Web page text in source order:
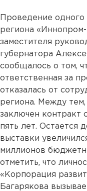
Проведение
региона
заместителя
губернатора
сообщалось о том,
ответственная за
отказалась от
региона. Между
заключен контракт
пять лет. Остается
выставки
миллионов
отметить, что
«Корпорация
Багарякова